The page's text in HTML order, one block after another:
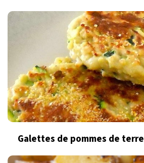
Galettes de pommes de terre